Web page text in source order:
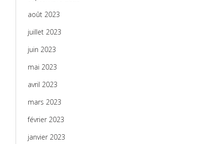
août 2023
juillet 2023
juin 2023
mai 2023
avril 2023
mars 2023
février 2023
janvier 2023